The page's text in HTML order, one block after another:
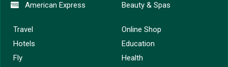
American Express
Beauty & Spas
Travel
Hotels
Fly
Online Shop
Education
Health